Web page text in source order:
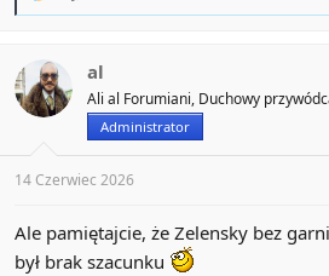
t
i
o
al
Ali al Forumiani, Duchowy
Administrator
14 Czerwiec 2026
Ale pamiętajcie, że Zelensky bez
był brak szacunku